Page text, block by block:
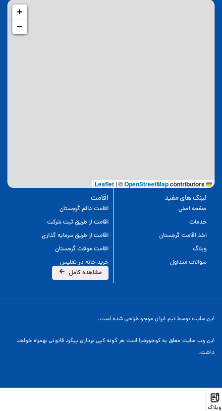
+
−
Leaflet
|©OpenStreetMapcontributors
اقامت
اقامت دائم گرجستان
اقامت از طریق ثبت شرکت
اقامت از طریق سرمایه گذاری
اقامت موقت گرجستان
خرید خانه در تفلیس
مشاهده کامل
لینک های مفید
صفحه اصلی
خدمات
اخذ اقامت گرجستان
وبلاگ
سوالات متداول
این سایت توسط تیم ایران موجو طراحی شده است.
این وب سایت معلق به کوجورجیا است هر گونه کپی برداری پیگرد قانونی بهمراه خواهد
داشت.
وبلاگ